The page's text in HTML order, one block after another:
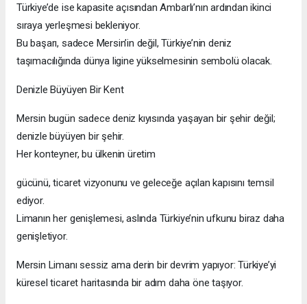
Türkiye’de ise kapasite açısından Ambarlı’nın ardından ikinci
sıraya yerleşmesi bekleniyor.
Bu başarı, sadece Mersin’in değil, Türkiye’nin deniz
taşımacılığında dünya ligine yükselmesinin sembolü olacak.
Denizle Büyüyen Bir Kent
Mersin bugün sadece deniz kıyısında yaşayan bir şehir değil;
denizle büyüyen bir şehir.
Her konteyner, bu ülkenin üretim
gücünü, ticaret vizyonunu ve geleceğe açılan kapısını temsil
ediyor.
Limanın her genişlemesi, aslında Türkiye’nin ufkunu biraz daha
genişletiyor.
Mersin Limanı sessiz ama derin bir devrim yapıyor: Türkiye’yi
küresel ticaret haritasında bir adım daha öne taşıyor.